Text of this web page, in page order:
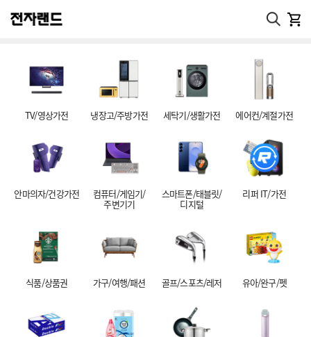
TV/영상가전 냉장고/주방가전 세탁기/생활가전 에어컨/계절가전
안마의자/건강가전 컴퓨터/게임기/
주변기기
스마트폰/태블릿/
디지털
리퍼 IT/가전
식품/상품권 가구/여행/패션 골프/스포츠/레저 유아/완구/펫